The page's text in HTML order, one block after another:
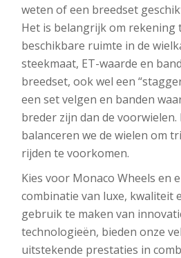
weten of een breedset
Het is belangrijk om rekening
beschikbare ruimte in de
steekmaat, ET-waarde en
breedset, ook wel een
een set velgen en banden
breder zijn dan de
balanceren we de wielen om
rijden te voorkomen.
Kies voor Monaco Wheels en
combinatie van luxe, kwaliteit
gebruik te maken van
technologieën, bieden onze
uitstekende prestaties in